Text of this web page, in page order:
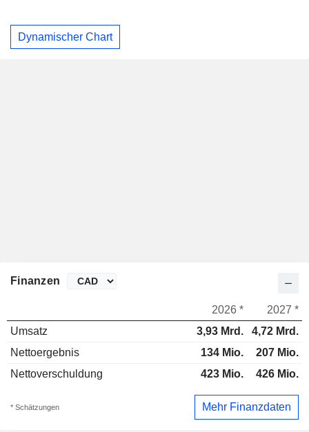
Dynamischer Chart
Finanzen
2026 *
2027 *
Umsatz
3,93 Mrd.
4,72 Mrd.
Nettoergebnis
134 Mio.
207 Mio.
Nettoverschuldung
423 Mio. 426 Mio.
* Schätzungen Mehr Finanzdaten